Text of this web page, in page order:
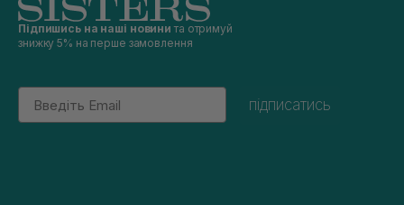
Підпишись на наші новини та отримуй
знижку 5% на перше замовлення
Email
підписатись